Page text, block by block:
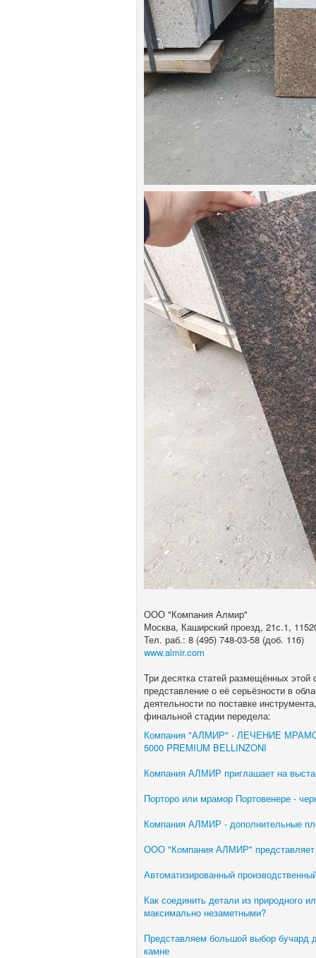
ООО "Компания Алмир"
Москва, Каширский проезд, 21с.1,
Тел. раб.: 8 (495) 748-03-58 (доб. 116)
www.almir.com
Три десятка статей размещённых
представление о её серьёзности в
деятельности по поставке
финальной стадии передела:
Компания "АЛМИР" - ЛЕЧЕНИЕ
5000 PREMIUM BELLINZONI
Компания АЛМИР приглашает на
Порторо или мрамор Портовенере -
Компания АЛМИР - дополнительные
ООО "Компания АЛМИР" представляет
Автоматизированный
Как соединить детали из природного
максимально незаметными?
Представляем большой выбор бучард
камне